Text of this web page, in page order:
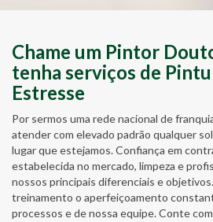
Chame um Pintor
tenha serviços de
Estresse
Por sermos uma rede nacional de
atender com elevado padrão qualquer
lugar que estejamos. Confiança em
estabelecida no mercado, limpeza e
nossos principais diferenciais e
treinamento o aperfeiçoamento
processos e de nossa equipe. Conte